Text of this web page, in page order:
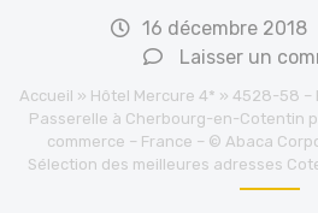
16 décembre 2018
Laisser un
Accueil » Hôtel Mercure 4* » 4528-58 –
Passerelle à Cherbourg-en-Cotentin
commerce – France – © Abaca
Sélection des meilleures adresses